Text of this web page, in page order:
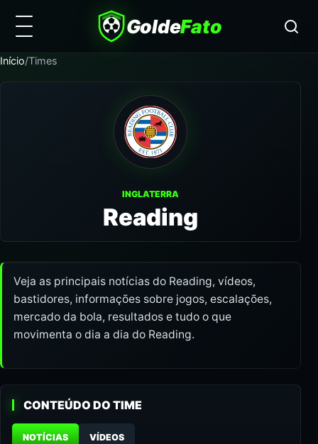
GoldeFato
Início/Times
INGLATERRA
Reading
Veja as principais notícias do Reading, vídeos,
bastidores, informações sobre jogos, escalações,
mercado da bola, resultados e tudo o que
movimenta o dia a dia do Reading.
CONTEÚDO DO TIME
NOTÍCIAS VÍDEOS